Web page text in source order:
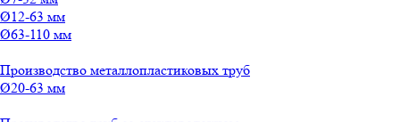
Ø12-63 мм
Ø63-110 мм
Производство металлопластиковых труб
Ø20-63 мм